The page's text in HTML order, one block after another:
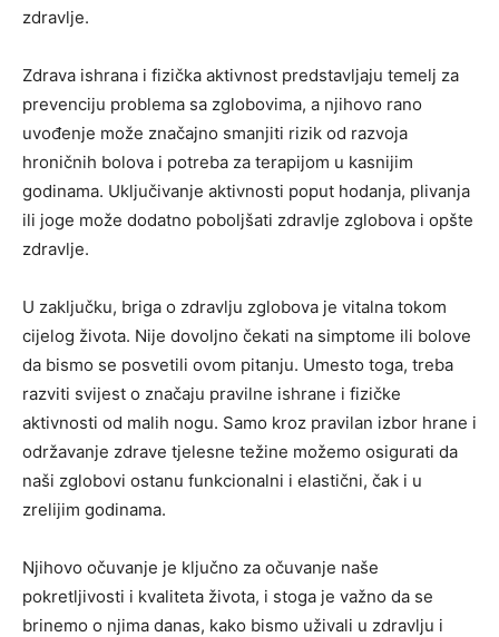
zdravlje.
Zdrava ishrana i fizička aktivnost predstavljaju temelj za
prevenciju problema sa zglobovima, a njihovo rano
uvođenje može značajno smanjiti rizik od razvoja
hroničnih bolova i potreba za terapijom u kasnijim
godinama. Uključivanje aktivnosti poput hodanja, plivanja
ili joge može dodatno poboljšati zdravlje zglobova i opšte
zdravlje.
U zaključku, briga o zdravlju zglobova je vitalna tokom
cijelog života. Nije dovoljno čekati na simptome ili bolove
da bismo se posvetili ovom pitanju. Umesto toga, treba
razviti svijest o značaju pravilne ishrane i fizičke
aktivnosti od malih nogu. Samo kroz pravilan izbor hrane i
održavanje zdrave tjelesne težine možemo osigurati da
naši zglobovi ostanu funkcionalni i elastični, čak i u
zrelijim godinama.
Njihovo očuvanje je ključno za očuvanje naše
pokretljivosti i kvaliteta života, i stoga je važno da se
brinemo o njima danas, kako bismo uživali u zdravlju i